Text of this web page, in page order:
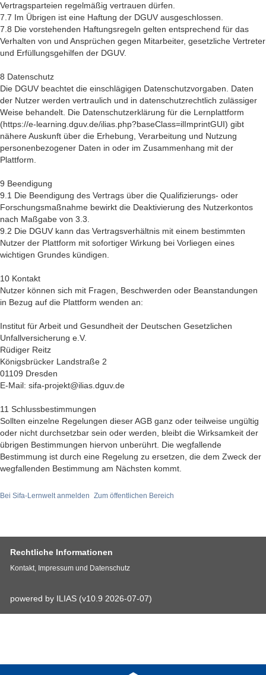
Vertragsparteien regelmäßig vertrauen dürfen.
7.7 Im Übrigen ist eine Haftung der DGUV ausgeschlossen.
7.8 Die vorstehenden Haftungsregeln gelten entsprechend für das
Verhalten von und Ansprüchen gegen Mitarbeiter, gesetzliche Vertreter
und Erfüllungsgehilfen der DGUV.
8 Datenschutz
Die DGUV beachtet die einschlägigen Datenschutzvorgaben. Daten
der Nutzer werden vertraulich und in datenschutzrechtlich zulässiger
Weise behandelt. Die Datenschutzerklärung für die Lernplattform
(https://e-learning.dguv.de/ilias.php?baseClass=ilImprintGUI) gibt
nähere Auskunft über die Erhebung, Verarbeitung und Nutzung
personenbezogener Daten in oder im Zusammenhang mit der
Plattform.
9 Beendigung
9.1 Die Beendigung des Vertrags über die Qualifizierungs- oder
Forschungsmaßnahme bewirkt die Deaktivierung des Nutzerkontos
nach Maßgabe von 3.3.
9.2 Die DGUV kann das Vertragsverhältnis mit einem bestimmten
Nutzer der Plattform mit sofortiger Wirkung bei Vorliegen eines
wichtigen Grundes kündigen.
10 Kontakt
Nutzer können sich mit Fragen, Beschwerden oder Beanstandungen
in Bezug auf die Plattform wenden an:
Institut für Arbeit und Gesundheit der Deutschen Gesetzlichen
Unfallversicherung e.V.
Rüdiger Reitz
Königsbrücker Landstraße 2
01109 Dresden
E-Mail: sifa-projekt@ilias.dguv.de
11 Schlussbestimmungen
Sollten einzelne Regelungen dieser AGB ganz oder teilweise ungültig
oder nicht durchsetzbar sein oder werden, bleibt die Wirksamkeit der
übrigen Bestimmungen hiervon unberührt. Die wegfallende
Bestimmung ist durch eine Regelung zu ersetzen, die dem Zweck der
wegfallenden Bestimmung am Nächsten kommt.
Bei Sifa-Lernwelt anmelden Zum öffentlichen Bereich
Rechtliche Informationen
Kontakt, Impressum und Datenschutz
powered by ILIAS (v10.9 2026-07-07)